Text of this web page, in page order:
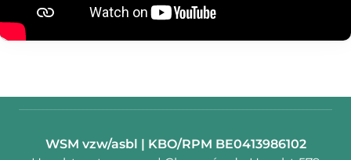
Contactpersoon:
WSM vzw/asbl | KBO/RPM BE0413986102